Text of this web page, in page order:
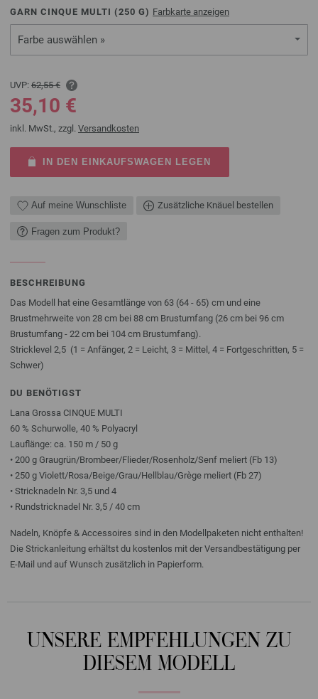
GARN CINQUE MULTI (250 G) Farbkarte anzeigen
Farbe auswählen »
UVP: 62,55 €
35,10 €
inkl. MwSt., zzgl. Versandkosten
IN DEN EINKAUFSWAGEN LEGEN
Auf meine Wunschliste Zusätzliche Knäuel bestellen
Fragen zum Produkt?
BESCHREIBUNG
Das Modell hat eine Gesamtlänge von 63 (64 - 65) cm und eine
Brustmehrweite von 28 cm bei 88 cm Brustumfang (26 cm bei 96 cm
Brustumfang - 22 cm bei 104 cm Brustumfang).
Stricklevel 2,5 (1 = Anfänger, 2 = Leicht, 3 = Mittel, 4 = Fortgeschritten, 5 =
Schwer)
DU BENÖTIGST
Lana Grossa CINQUE MULTI
60 % Schurwolle, 40 % Polyacryl
Lauflänge: ca. 150 m / 50 g
• 200 g Graugrün/Brombeer/Flieder/Rosenholz/Senf meliert (Fb 13)
• 250 g Violett/Rosa/Beige/Grau/Hellblau/Grège meliert (Fb 27)
• Stricknadeln Nr. 3,5 und 4
• Rundstricknadel Nr. 3,5 / 40 cm
Nadeln, Knöpfe & Accessoires sind in den Modellpaketen nicht enthalten!
Die Strickanleitung erhältst du kostenlos mit der Versandbestätigung per
E-Mail und auf Wunsch zusätzlich in Papierform.
UNSERE EMPFEHLUNGEN ZU
DIESEM MODELL